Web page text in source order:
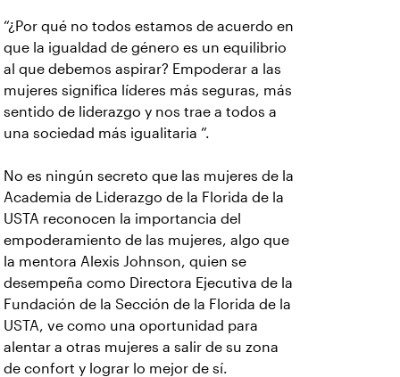
“¿Por qué no todos estamos de acuerdo en
que la igualdad de género es un equilibrio
al que debemos aspirar? Empoderar a las
mujeres significa líderes más seguras, más
sentido de liderazgo y nos trae a todos a
una sociedad más igualitaria ”.
No es ningún secreto que las mujeres de la
Academia de Liderazgo de la Florida de la
USTA reconocen la importancia del
empoderamiento de las mujeres, algo que
la mentora Alexis Johnson, quien se
desempeña como Directora Ejecutiva de la
Fundación de la Sección de la Florida de la
USTA, ve como una oportunidad para
alentar a otras mujeres a salir de su zona
de confort y lograr lo mejor de sí.